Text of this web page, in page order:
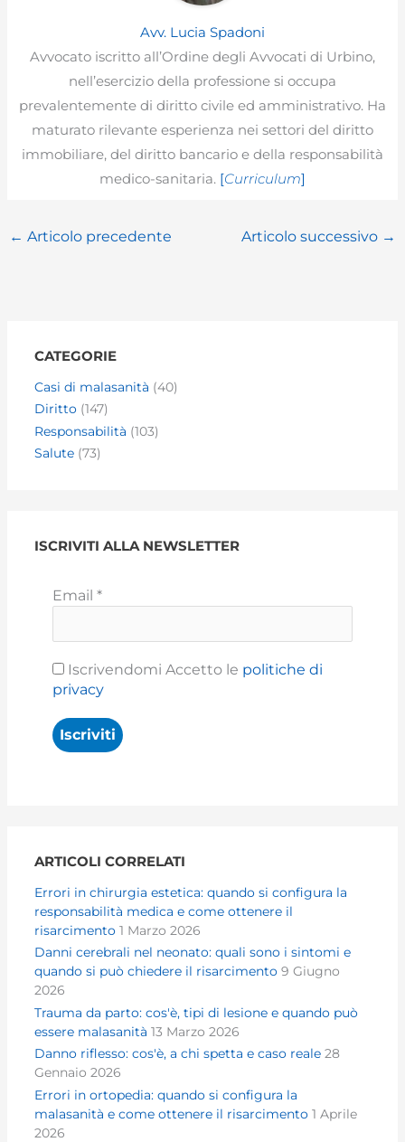
Avv. Lucia Spadoni
Avvocato iscritto all’Ordine degli Avvocati di Urbino,
nell’esercizio della professione si occupa
prevalentemente di diritto civile ed amministrativo. Ha
maturato rilevante esperienza nei settori del diritto
immobiliare, del diritto bancario e della responsabilità
medico-sanitaria. [Curriculum]
← Articolo precedente Articolo successivo →
CATEGORIE
Casi di malasanità (40)
Diritto (147)
Responsabilità (103)
Salute (73)
ISCRIVITI ALLA NEWSLETTER
Email*
Iscrivendomi Accetto le politiche di
privacy
ARTICOLI CORRELATI
Errori in chirurgia estetica: quando si configura la
responsabilità medica e come ottenere il
risarcimento 1 Marzo 2026
Danni cerebrali nel neonato: quali sono i sintomi e
quando si può chiedere il risarcimento 9 Giugno
2026
Trauma da parto: cos'è, tipi di lesione e quando può
essere malasanità 13 Marzo 2026
Danno riflesso: cos'è, a chi spetta e caso reale 28
Gennaio 2026
Errori in ortopedia: quando si configura la
malasanità e come ottenere il risarcimento 1 Aprile
2026